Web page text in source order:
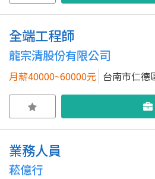
全端工程師
龍宗清股份有限公司
月薪40000~60000元 台南市仁德
業務人員
菘億行